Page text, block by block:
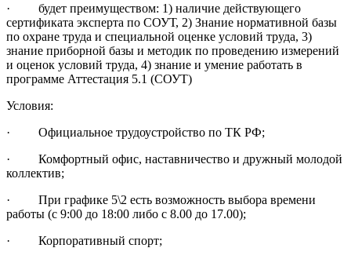
· будет преимуществом: 1) наличие действующего
сертификата эксперта по СОУТ, 2) Знание нормативной базы
по охране труда и специальной оценке условий труда, 3)
знание приборной базы и методик по проведению измерений
и оценок условий труда, 4) знание и умение работать в
программе Аттестация 5.1 (СОУТ)
Условия:
· Официальное трудоустройство по ТК РФ;
· Комфортный офис, наставничество и дружный молодой
коллектив;
· При графике 5\2 есть возможность выбора времени
работы (с 9:00 до 18:00 либо с 8.00 до 17.00);
· Корпоративный спорт;